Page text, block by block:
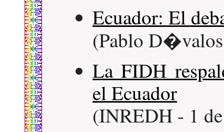
Ecuador: El
(Pablo
La FIDH
el Ecuador
(INREDH - 1